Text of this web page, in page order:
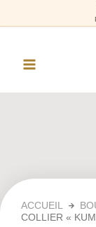
ACCUEIL
COLLIER «